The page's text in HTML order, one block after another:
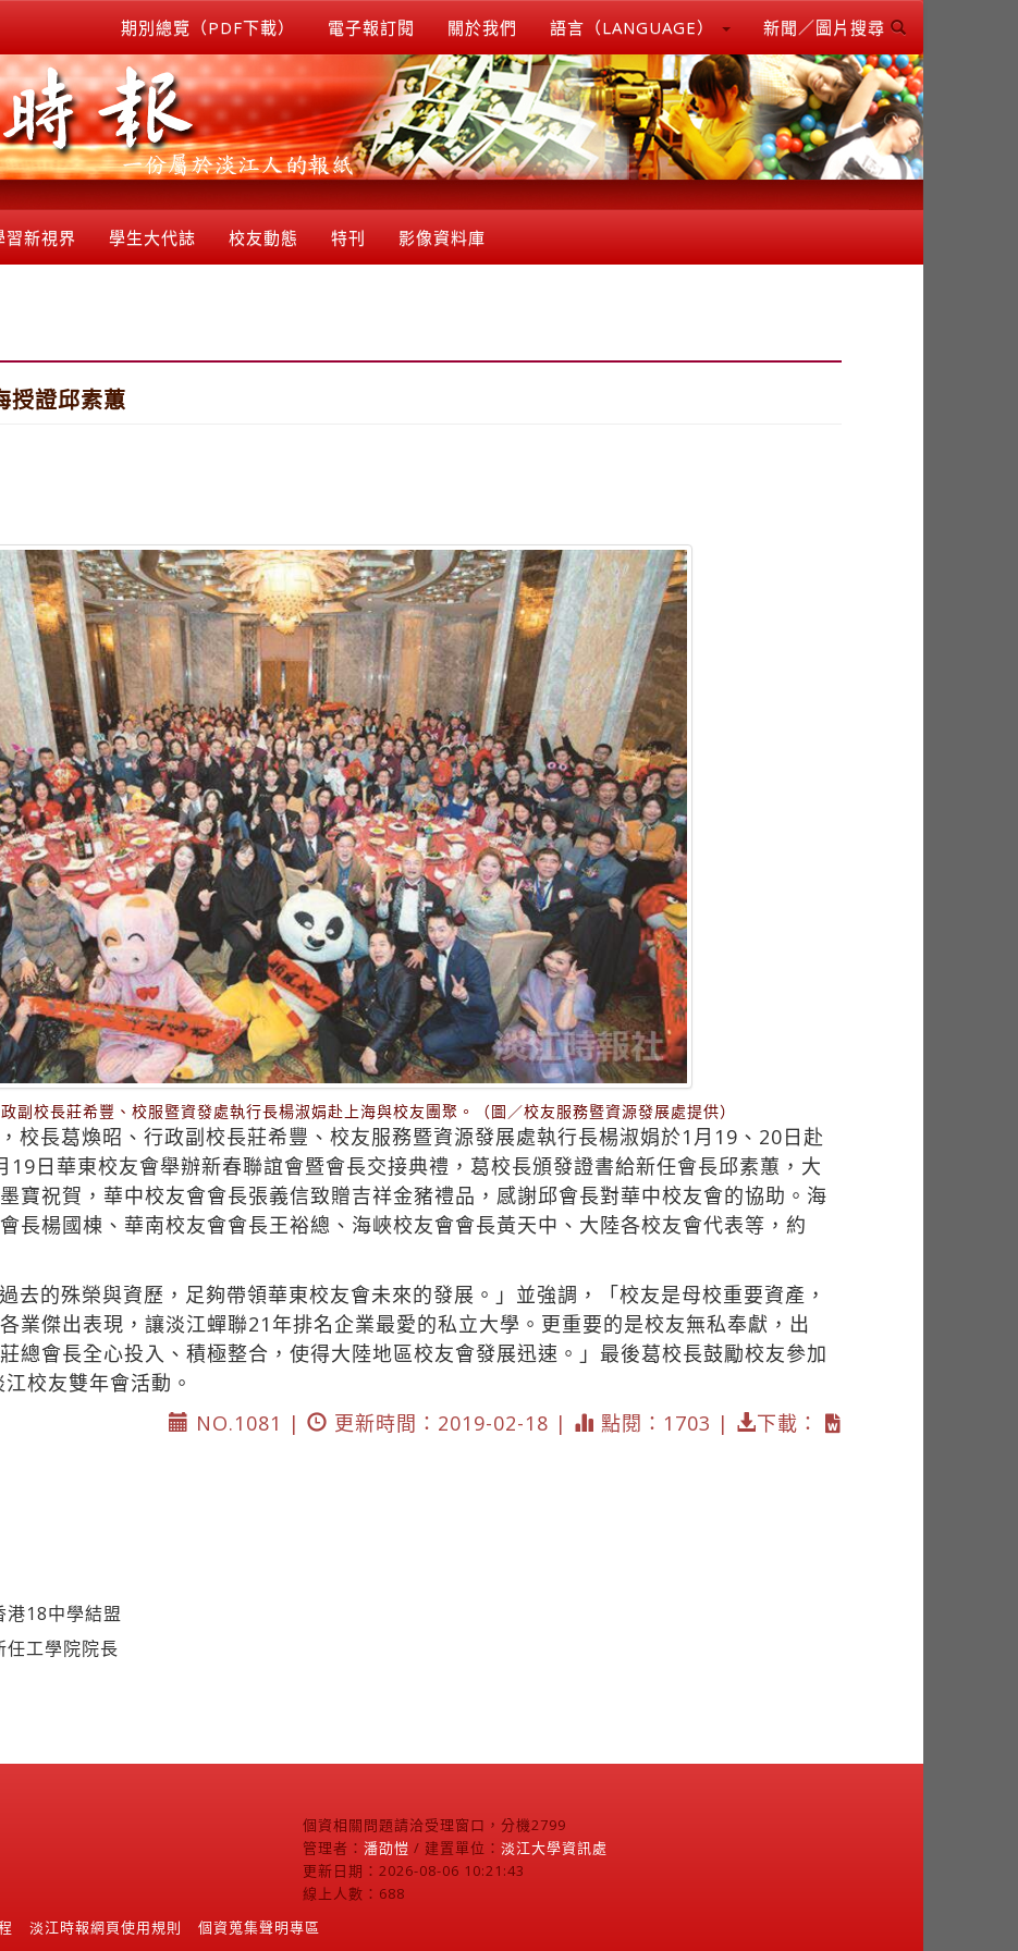
期別總覽（PDF下載） 電子報訂閱 關於我們 語言（LANGUAGE） 新聞／圖片搜尋
習新視界 學生大代誌 校友動態 特刊 影像資料庫
授證邱素蕙
副校長莊希豐、校服暨資發處執行長楊淑娟赴上海與校友團聚。（圖／校友服務暨資源發展處提供）
校長葛煥昭、行政副校長莊希豐、校友服務暨資源發展處執行長楊淑娟於1月19、20日赴
19日華東校友會舉辦新春聯誼會暨會長交接典禮，葛校長頒發證書給新任會長邱素蕙，大
寶祝賀，華中校友會會長張義信致贈吉祥金豬禮品，感謝邱會長對華中校友會的協助。海
長楊國棟、華南校友會會長王裕總、海峽校友會會長黃天中、大陸各校友會代表等，約
去的殊榮與資歷，足夠帶領華東校友會未來的發展。」並強調，「校友是母校重要資產，
業傑出表現，讓淡江蟬聯21年排名企業最愛的私立大學。更重要的是校友無私奉獻，出
總會長全心投入、積極整合，使得大陸地區校友會發展迅速。」最後葛校長鼓勵校友參加
校友雙年會活動。
NO.1081 |
更新時間：2019-02-18 | 點閱：1703 | 下載：
港18中學結盟
任工學院院長
個資相關問題請洽受理窗口，分機2799
管理者： 潘劭愷 / 建置單位： 淡江大學資訊處
更新日期：2026-08-06 10:21:43
線上人數：688
淡江時報網頁使用規則 個資蒐集聲明專區